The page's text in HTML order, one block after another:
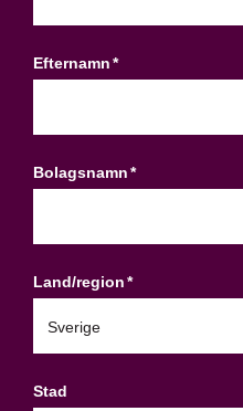
Efternamn*
Bolagsnamn*
Land/region*
Stad